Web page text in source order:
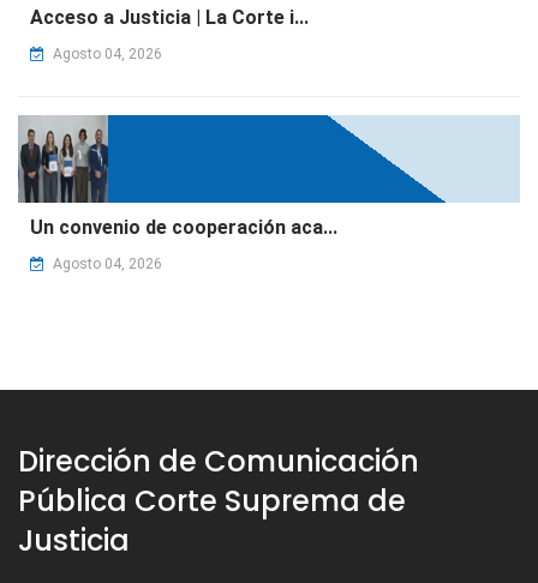
Acceso a Justicia | La Corte i...
Agosto 04, 2026
Un convenio de cooperación aca...
Agosto 04, 2026
Dirección de Comunicación
Pública Corte Suprema de
Justicia